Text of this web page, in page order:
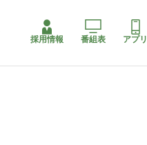
採用情報 番組表 アプリ